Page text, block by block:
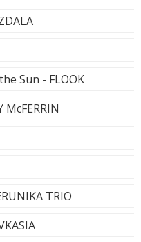
Sun - FLOOK
TRIO